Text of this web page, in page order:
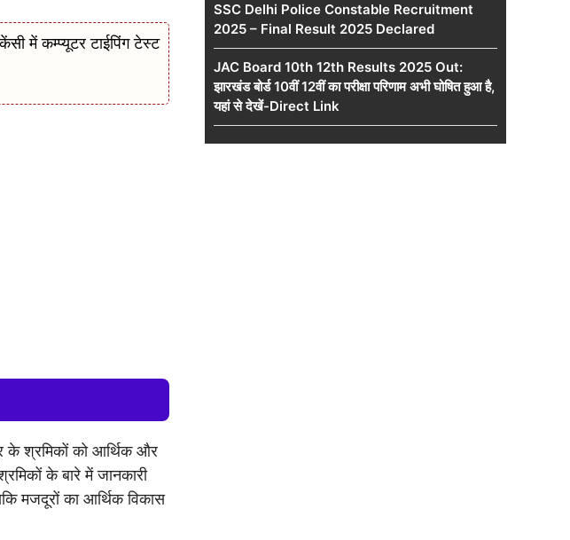
में कम्प्यूटर टाईपिंग टेस्ट
के श्रमिकों को आर्थिक और
के बारे में जानकारी
मजदूरों का आर्थिक विकास
SSC Delhi Police Constable Recruitment
2025 – Final Result 2025 Declared
JAC Board 10th 12th Results 2025 Out:
झारखंड बोर्ड 10वीं 12वीं का परीक्षा परिणाम अभी घोषित हुआ है,
यहां से देखें-Direct Link